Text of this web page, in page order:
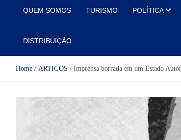
QUEM SOMOS TURISMO POLÍTICA
DISTRIBUIÇÃO
Home ARTIGOS Imprensa borrada em um Estado